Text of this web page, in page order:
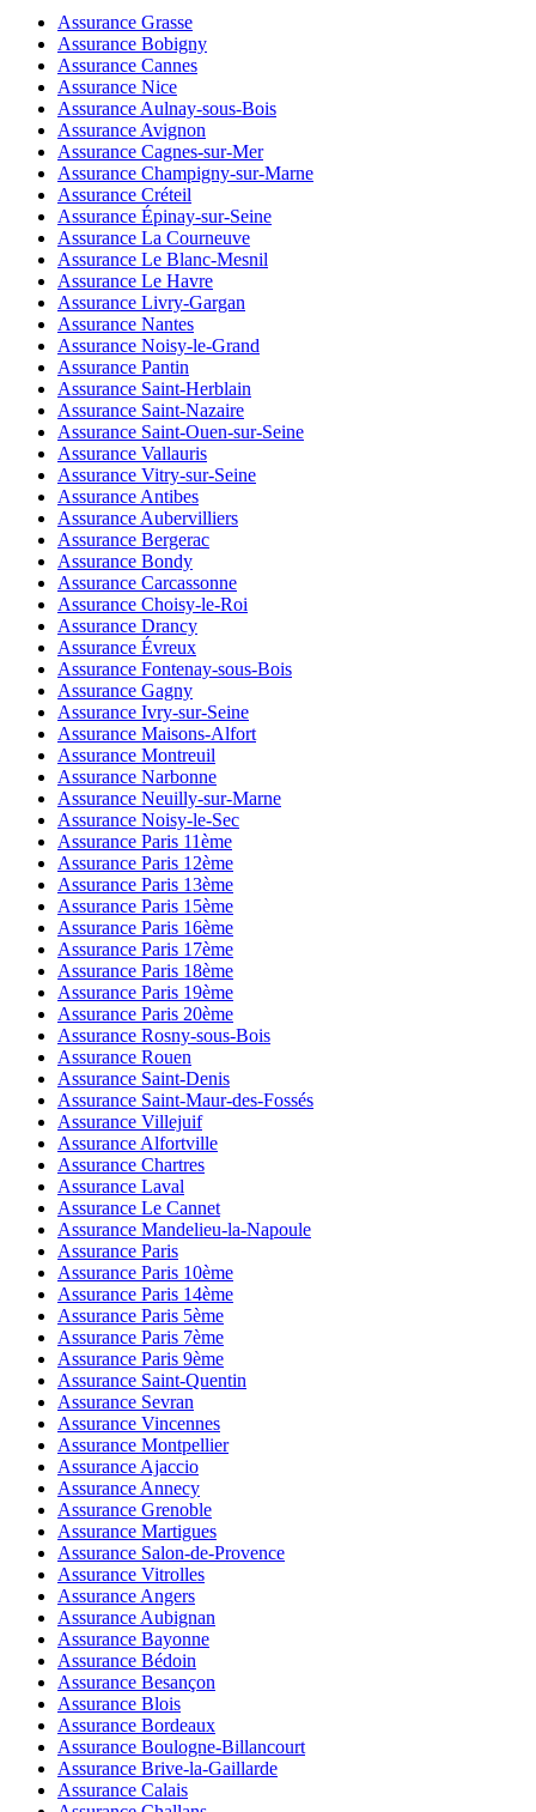
Assurance Grasse
Assurance Bobigny
Assurance Cannes
Assurance Nice
Assurance Aulnay-sous-Bois
Assurance Avignon
Assurance Cagnes-sur-Mer
Assurance Champigny-sur-Marne
Assurance Créteil
Assurance Épinay-sur-Seine
Assurance La Courneuve
Assurance Le Blanc-Mesnil
Assurance Le Havre
Assurance Livry-Gargan
Assurance Nantes
Assurance Noisy-le-Grand
Assurance Pantin
Assurance Saint-Herblain
Assurance Saint-Nazaire
Assurance Saint-Ouen-sur-Seine
Assurance Vallauris
Assurance Vitry-sur-Seine
Assurance Antibes
Assurance Aubervilliers
Assurance Bergerac
Assurance Bondy
Assurance Carcassonne
Assurance Choisy-le-Roi
Assurance Drancy
Assurance Évreux
Assurance Fontenay-sous-Bois
Assurance Gagny
Assurance Ivry-sur-Seine
Assurance Maisons-Alfort
Assurance Montreuil
Assurance Narbonne
Assurance Neuilly-sur-Marne
Assurance Noisy-le-Sec
Assurance Paris 11ème
Assurance Paris 12ème
Assurance Paris 13ème
Assurance Paris 15ème
Assurance Paris 16ème
Assurance Paris 17ème
Assurance Paris 18ème
Assurance Paris 19ème
Assurance Paris 20ème
Assurance Rosny-sous-Bois
Assurance Rouen
Assurance Saint-Denis
Assurance Saint-Maur-des-Fossés
Assurance Villejuif
Assurance Alfortville
Assurance Chartres
Assurance Laval
Assurance Le Cannet
Assurance Mandelieu-la-Napoule
Assurance Paris
Assurance Paris 10ème
Assurance Paris 14ème
Assurance Paris 5ème
Assurance Paris 7ème
Assurance Paris 9ème
Assurance Saint-Quentin
Assurance Sevran
Assurance Vincennes
Assurance Montpellier
Assurance Ajaccio
Assurance Annecy
Assurance Grenoble
Assurance Martigues
Assurance Salon-de-Provence
Assurance Vitrolles
Assurance Angers
Assurance Aubignan
Assurance Bayonne
Assurance Bédoin
Assurance Besançon
Assurance Blois
Assurance Bordeaux
Assurance Boulogne-Billancourt
Assurance Brive-la-Gaillarde
Assurance Calais